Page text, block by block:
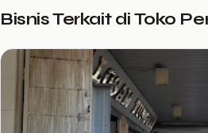
Bisnis Terkait di Toko